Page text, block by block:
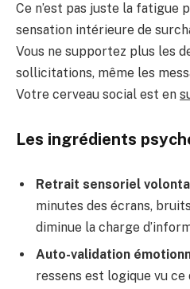
Ce n’est pas juste la fatigue
sensation intérieure de
Vous ne supportez plus les
sollicitations, même les
Votre cerveau social est en
Les ingrédients
Retrait sensoriel
minutes des écrans,
diminue la charge
Auto-validation
ressens est logique vu ce